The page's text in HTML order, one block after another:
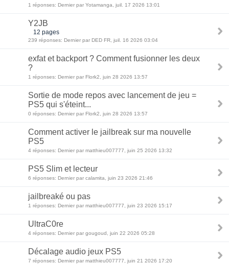
1 réponses: Dernier par Yotamanga, juil. 17 2026 13:01
Y2JB
12 pages
239 réponses: Dernier par DED FR, juil. 16 2026 03:04
exfat et backport ? Comment fusionner les deux
?
1 réponses: Dernier par Flork2, juin 28 2026 13:57
Sortie de mode repos avec lancement de jeu =
PS5 qui s'éteint...
0 réponses: Dernier par Flork2, juin 28 2026 13:57
Comment activer le jailbreak sur ma nouvelle
PS5
4 réponses: Dernier par matthieu007777, juin 25 2026 13:32
PS5 Slim et lecteur
6 réponses: Dernier par calamita, juin 23 2026 21:46
jailbreaké ou pas
1 réponses: Dernier par matthieu007777, juin 23 2026 15:17
UltraC0re
4 réponses: Dernier par gougoud, juin 22 2026 05:28
Décalage audio jeux PS5
7 réponses: Dernier par matthieu007777, juin 21 2026 17:20